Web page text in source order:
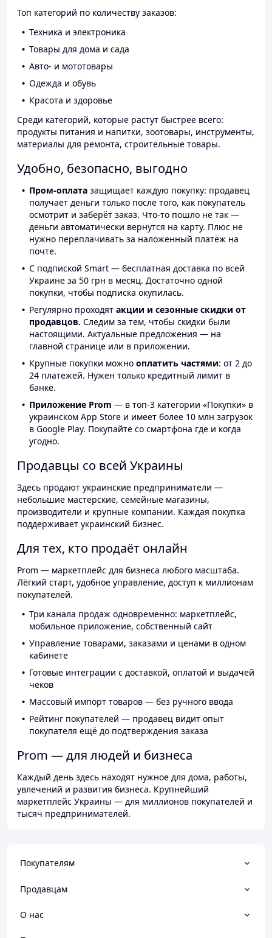
Топ категорий по количеству заказов:
Техника и электроника
Товары для дома и сада
Авто- и мототовары
Одежда и обувь
Красота и здоровье
Среди категорий, которые растут быстрее всего:
продукты питания и напитки, зоотовары, инструменты,
материалы для ремонта, строительные товары.
Удобно, безопасно, выгодно
Пром-оплата защищает каждую покупку: продавец
получает деньги только после того, как покупатель
осмотрит и заберёт заказ. Что-то пошло не так —
деньги автоматически вернутся на карту. Плюс не
нужно переплачивать за наложенный платёж на
почте.
С подпиской Smart — бесплатная доставка по всей
Украине за 50 грн в месяц. Достаточно одной
покупки, чтобы подписка окупилась.
Регулярно проходят акции и сезонные скидки от
продавцов. Следим за тем, чтобы скидки были
настоящими. Актуальные предложения — на
главной странице или в приложении.
Крупные покупки можно оплатить частями: от 2 до
24 платежей. Нужен только кредитный лимит в
банке.
Приложение Prom — в топ-3 категории «Покупки» в
украинском App Store и имеет более 10 млн загрузок
в Google Play. Покупайте со смартфона где и когда
угодно.
Продавцы со всей Украины
Здесь продают украинские предприниматели —
небольшие мастерские, семейные магазины,
производители и крупные компании. Каждая покупка
поддерживает украинский бизнес.
Для тех, кто продаёт онлайн
Prom — маркетплейс для бизнеса любого масштаба.
Лёгкий старт, удобное управление, доступ к миллионам
покупателей.
Три канала продаж одновременно: маркетплейс,
мобильное приложение, собственный сайт
Управление товарами, заказами и ценами в одном
кабинете
Готовые интеграции с доставкой, оплатой и выдачей
чеков
Массовый импорт товаров — без ручного ввода
Рейтинг покупателей — продавец видит опыт
покупателя ещё до подтверждения заказа
Prom — для людей и бизнеса
Каждый день здесь находят нужное для дома, работы,
увлечений и развития бизнеса. Крупнейший
маркетплейс Украины — для миллионов покупателей и
тысяч предпринимателей.
Покупателям
Продавцам
О нас